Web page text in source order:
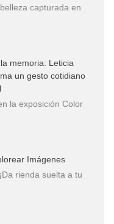
capturada en
memoria: Leticia
un gesto cotidiano
la exposición Color
Imágenes
rienda suelta a tu